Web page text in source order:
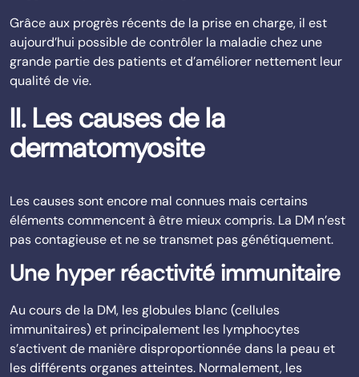
Grâce aux progrès récents de la prise en charge, il est
aujourd’hui possible de contrôler la maladie chez une
grande partie des patients et d’améliorer nettement leur
qualité de vie.
II. Les causes de la
dermatomyosite
Les causes sont encore mal connues mais certains
éléments commencent à être mieux compris. La DM n’est
pas contagieuse et ne se transmet pas génétiquement.
Une hyper réactivité immunitaire
Au cours de la DM, les globules blanc (cellules
immunitaires) et principalement les lymphocytes
s’activent de manière disproportionnée dans la peau et
les différents organes atteintes. Normalement, les